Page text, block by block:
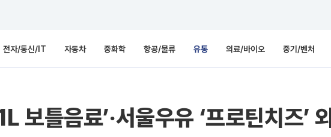
전자/통신/IT 자동차 중화학 항공/물류 유통 의료/바이오 중기/벤처
보틀음료’‧서울우유 ‘프로틴치즈’